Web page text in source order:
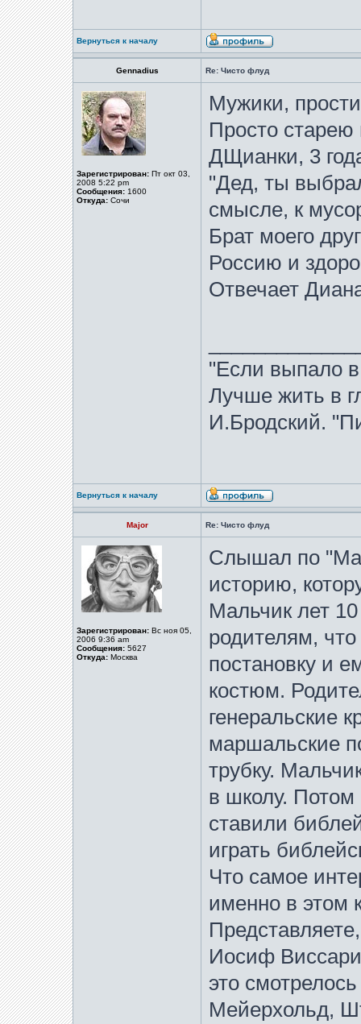
Вернуться к началу
Gennadius Re: Чисто флуд
Зарегистрирован: Пт окт 03,
2008 5:22 pm
Сообщения: 1600
Откуда: Сочи
Мужики,
Просто старею
ДЩианки, 3
"Дед, ты
смысле, к
Брат моего
Россию и
Отвечает
"Если выпало
Лучше жить в
И.Бродский.
Вернуться к началу
Major Re: Чисто флуд
Зарегистрирован: Вс ноя 05,
2006 9:36 am
Сообщения: 5627
Откуда: Москва
Слышал по
историю,
Мальчик лет
родителям,
постановку и
костюм.
генеральские
маршальские
трубку.
в школу. Потом
ставили
играть
Что самое
именно в этом
Иосиф
это
Мейерхольд,